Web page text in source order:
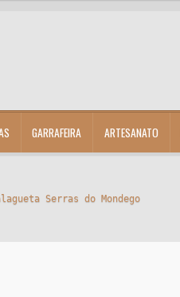
GARRAFEIRA ARTESANATO
Serras do Mondego